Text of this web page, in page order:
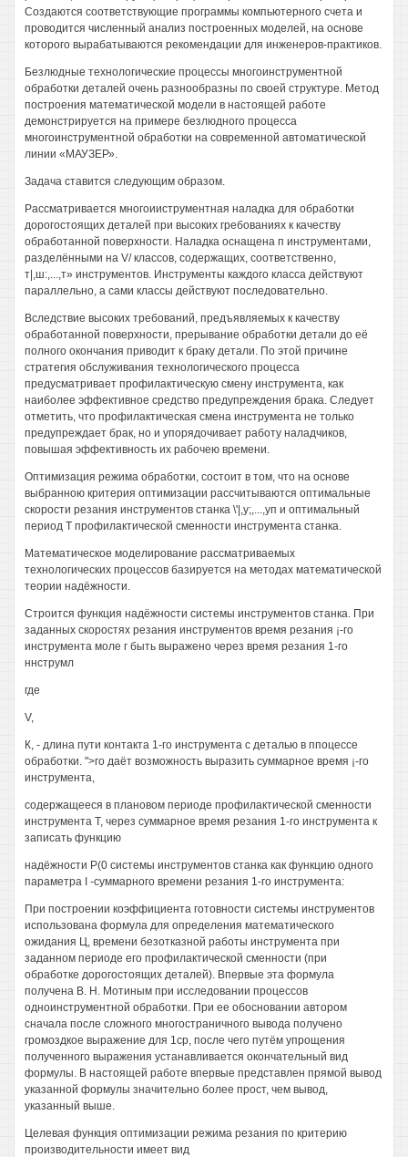
Создаются соответствующие программы компьютерного счета и
проводится численный анализ построенных моделей, на основе
которого вырабатываются рекомендации для инженеров-практиков.
Безлюдные технологические процессы многоинструментной
обработки деталей очень разнообразны по своей структуре. Метод
построения математической модели в настоящей работе
демонстрируется на примере безлюдного процесса
многоинструментной обработки на современной автоматической
линии «МАУЗЕР».
Задача ставится следующим образом.
Рассматривается многоииструментная наладка для обработки
дорогостоящих деталей при высоких гребованиях к качеству
обработанной поверхности. Наладка оснащена п инструментами,
разделёнными на V/ классов, содержащих, соответственно,
т|,ш:,...,т» инструментов. Инструменты каждого класса действуют
параллельно, а сами классы действуют последовательно.
Вследствие высоких требований, предъявляемых к качеству
обработанной поверхности, прерывание обработки детали до её
полного окончания приводит к браку детали. По этой причине
стратегия обслуживания технологического процесса
предусматривает профилактическую смену инструмента, как
наиболее эффективное средство предупреждения брака. Следует
отметить, что профилактическая смена инструмента не только
предупреждает брак, но и упорядочивает работу наладчиков,
повышая эффективность их рабочею времени.
Оптимизация режима обработки, состоит в том, что на основе
выбранною критерия оптимизации рассчитываются оптимальные
скорости резания инструментов станка \'|,у;,...,уп и оптимальный
период Т профилактической сменности инструмента станка.
Математическое моделирование рассматриваемых
технологических процессов базируется на методах математической
теории надёжности.
Строится функция надёжности системы инструментов станка. При
заданных скоростях резания инструментов время резания ¡-го
инструмента моле г быть выражено через время резания 1-го
ннструмл
где
V,
К, - длина пути контакта 1-го инструмента с деталью в ппоцессе
обработки. ">го даёт возможность выразить суммарное время ¡-го
инструмента,
содержащееся в плановом периоде профилактической сменности
инструмента Т, через суммарное время резания 1-го инструмента к
записать функцию
надёжности Р(0 системы инструментов станка как функцию одного
параметра I -суммарного времени резания 1-го инструмента:
При построении коэффициента готовности системы инструментов
использована формула для определения математического
ожидания Ц, времени безотказной работы инструмента при
заданном периоде его профилактической сменности (при
обработке дорогостоящих деталей). Впервые эта формула
получена В. Н. Мотиным при исследовании процессов
одноинструментной обработки. При ее обосновании автором
сначала после сложного многостраничного вывода получено
громоздкое выражение для 1ср, после чего путём упрощения
полученного выражения устанавливается окончательный вид
формулы. В настоящей работе впервые представлен прямой вывод
указанной формулы значительно более прост, чем вывод,
указанный выше.
Целевая функция оптимизации режима резания по критерию
производительности имеет вид